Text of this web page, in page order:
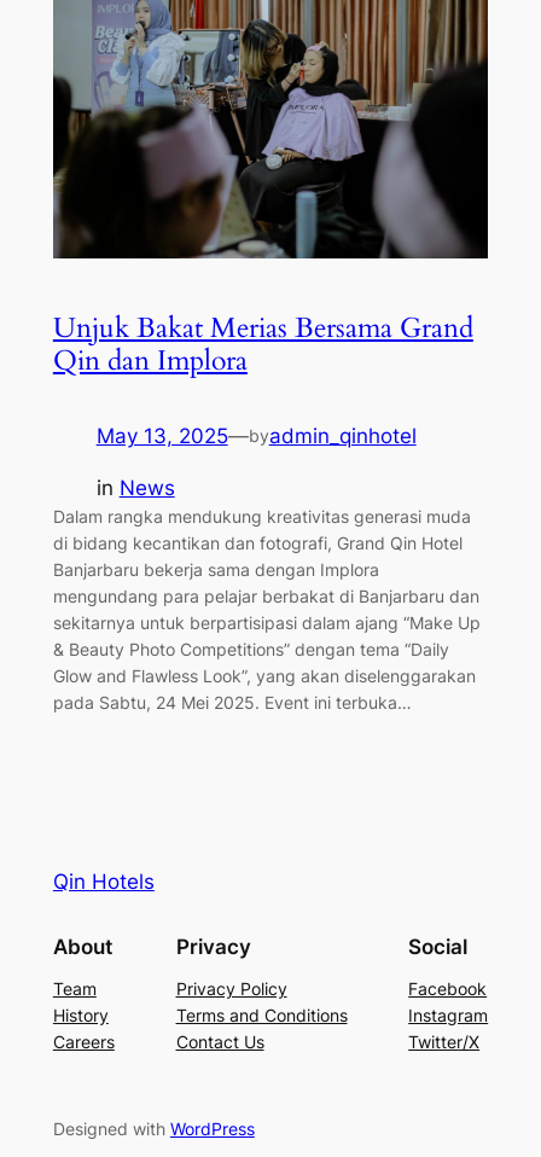
Unjuk Bakat Merias Bersama Grand
Qin dan Implora
May 13, 2025—byadmin_qinhotel
in News
Dalam rangka mendukung kreativitas generasi muda
di bidang kecantikan dan fotografi, Grand Qin Hotel
Banjarbaru bekerja sama dengan Implora
mengundang para pelajar berbakat di Banjarbaru dan
sekitarnya untuk berpartisipasi dalam ajang “Make Up
& Beauty Photo Competitions” dengan tema “Daily
Glow and Flawless Look”, yang akan diselenggarakan
pada Sabtu, 24 Mei 2025. Event ini terbuka…
Qin Hotels
About
Team
History
Careers
Privacy
Privacy Policy
Terms and Conditions
Contact Us
Social
Facebook
Instagram
Twitter/X
Designed with WordPress